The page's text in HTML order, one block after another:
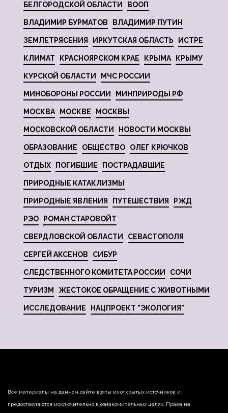
БЕЛГОРОДСКОЙ ОБЛАСТИ ВООП
ВЛАДИМИР БУРМАТОВ ВЛАДИМИР ПУТИН
ЗЕМЛЕТРЯСЕНИЯ ИРКУТСКАЯ ОБЛАСТЬ ИСТРЕ
КЛИМАТ КРАСНОЯРСКОМ КРАЕ КРЫМА КРЫМУ
КУРСКОЙ ОБЛАСТИ МЧС РОССИИ
МИНОБОРОНЫ РОССИИ МИНПРИРОДЫ РФ
МОСКВА МОСКВЕ МОСКВЫ
МОСКОВСКОЙ ОБЛАСТИ НОВОСТИ МОСКВЫ
ОБРАЗОВАНИЕ ОБЩЕСТВО ОЛЕГ КРЮЧКОВ
ОТДЫХ ПОГИБШИЕ ПОСТРАДАВШИЕ
ПРИРОДНЫЕ КАТАКЛИЗМЫ
ПРИРОДНЫЕ ЯВЛЕНИЯ ПУТЕШЕСТВИЯ РЖД
РЭО РОМАН СТАРОВОЙТ
СВЕРДЛОВСКОЙ ОБЛАСТИ СЕВАСТОПОЛЯ
СЕРГЕЙ АКСЕНОВ СИБУР
СЛЕДСТВЕННОГО КОМИТЕТА РОССИИ СОЧИ
ТУРИЗМ ЖЕСТОКОЕ ОБРАЩЕНИЕ С ЖИВОТНЫМИ
ИССЛЕДОВАНИЕ НАЦПРОЕКТ "ЭКОЛОГИЯ"
Все материалы на данном сайте взяты из открытых источников и
предоставляются исключительно в ознакомительных целях. Права на